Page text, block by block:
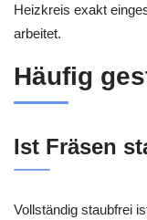
Heizkreis exakt
arbeitet.
Häufig
Ist Fräsen
Vollständig staubfrei